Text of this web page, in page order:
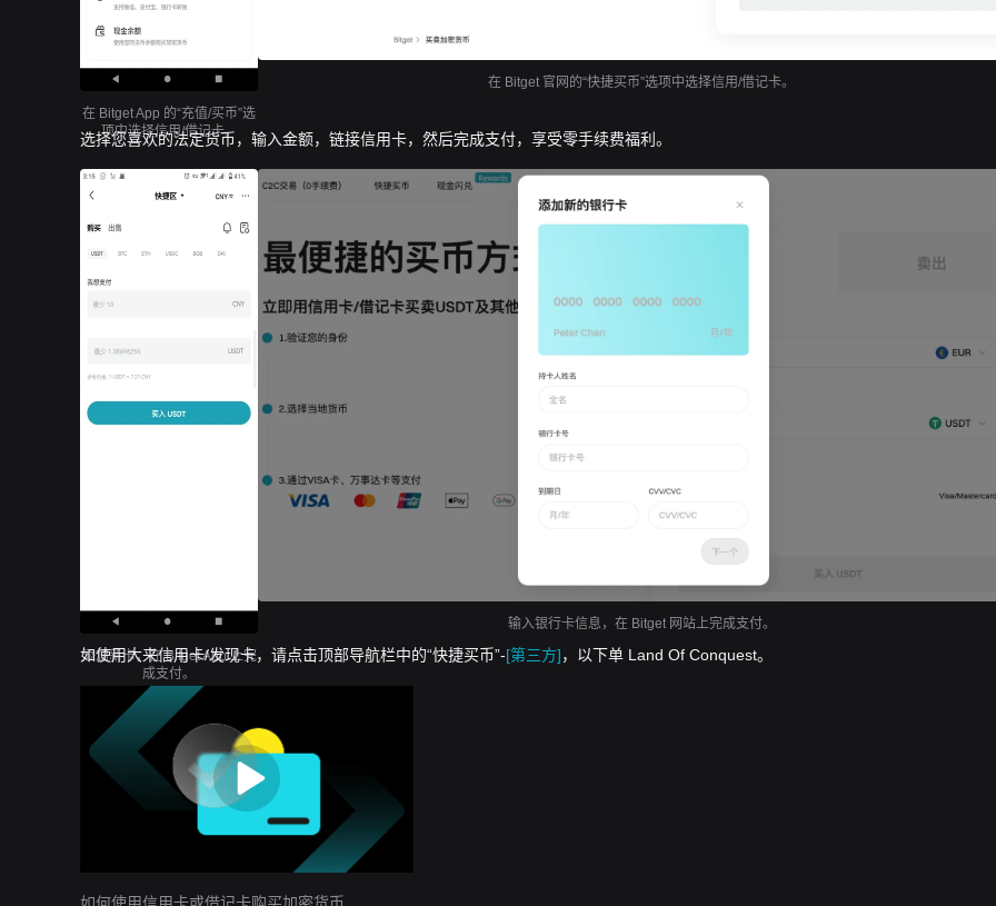
在 Bitget App 的“充值/买币”选
项中选择信用/借记卡。
在 Bitget 官网的“快捷买币”选项中选择信用/借记卡。
选择您喜欢的法定货币，输入金额，链接信用卡，然后完成支付，享受零手续费福利。
添加新卡，在 Bitget App 上完
成支付。
输入银行卡信息，在 Bitget 网站上完成支付。
如使用大来信用卡/发现卡，请点击顶部导航栏中的“快捷买币”-[第三方]，以下单 Land Of Conquest。